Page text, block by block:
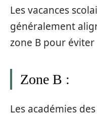
Les vacances
généralement
zone B pour
Zone B :
Les académies